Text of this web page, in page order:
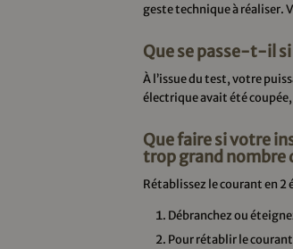
geste technique à réaliser.
Que se passe-t-il
À l’issue du test, votre
électrique avait été
Que faire si votre
trop grand nombre
Rétablissez le courant en 2
Débranchez ou
Pour rétablir le